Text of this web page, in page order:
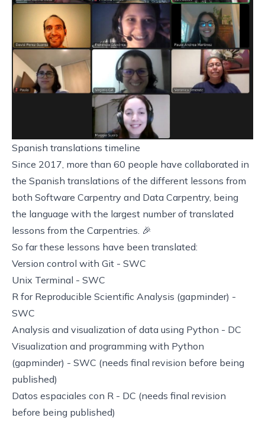
Spanish translations timeline
Since 2017, more than 60 people have collaborated in
the Spanish translations of the different lessons from
both Software Carpentry and Data Carpentry, being
the language with the largest number of translated
lessons from the Carpentries. 🎉
So far these lessons have been translated:
Version control with Git - SWC
Unix Terminal - SWC
R for Reproducible Scientific Analysis (gapminder) -
SWC
Analysis and visualization of data using Python - DC
Visualization and programming with Python
(gapminder) - SWC (needs final revision before being
published)
Datos espaciales con R - DC (needs final revision
before being published)